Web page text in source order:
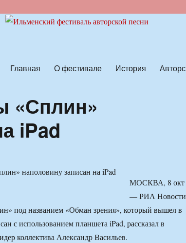
Главная О фестивале История
«Сплин»
iPad
МОСКВА, 8 окт
— РИА
под названием «Обман зрения», который вышел в
с использованием планшета iPad, рассказал в
коллектива Александр Васильев.